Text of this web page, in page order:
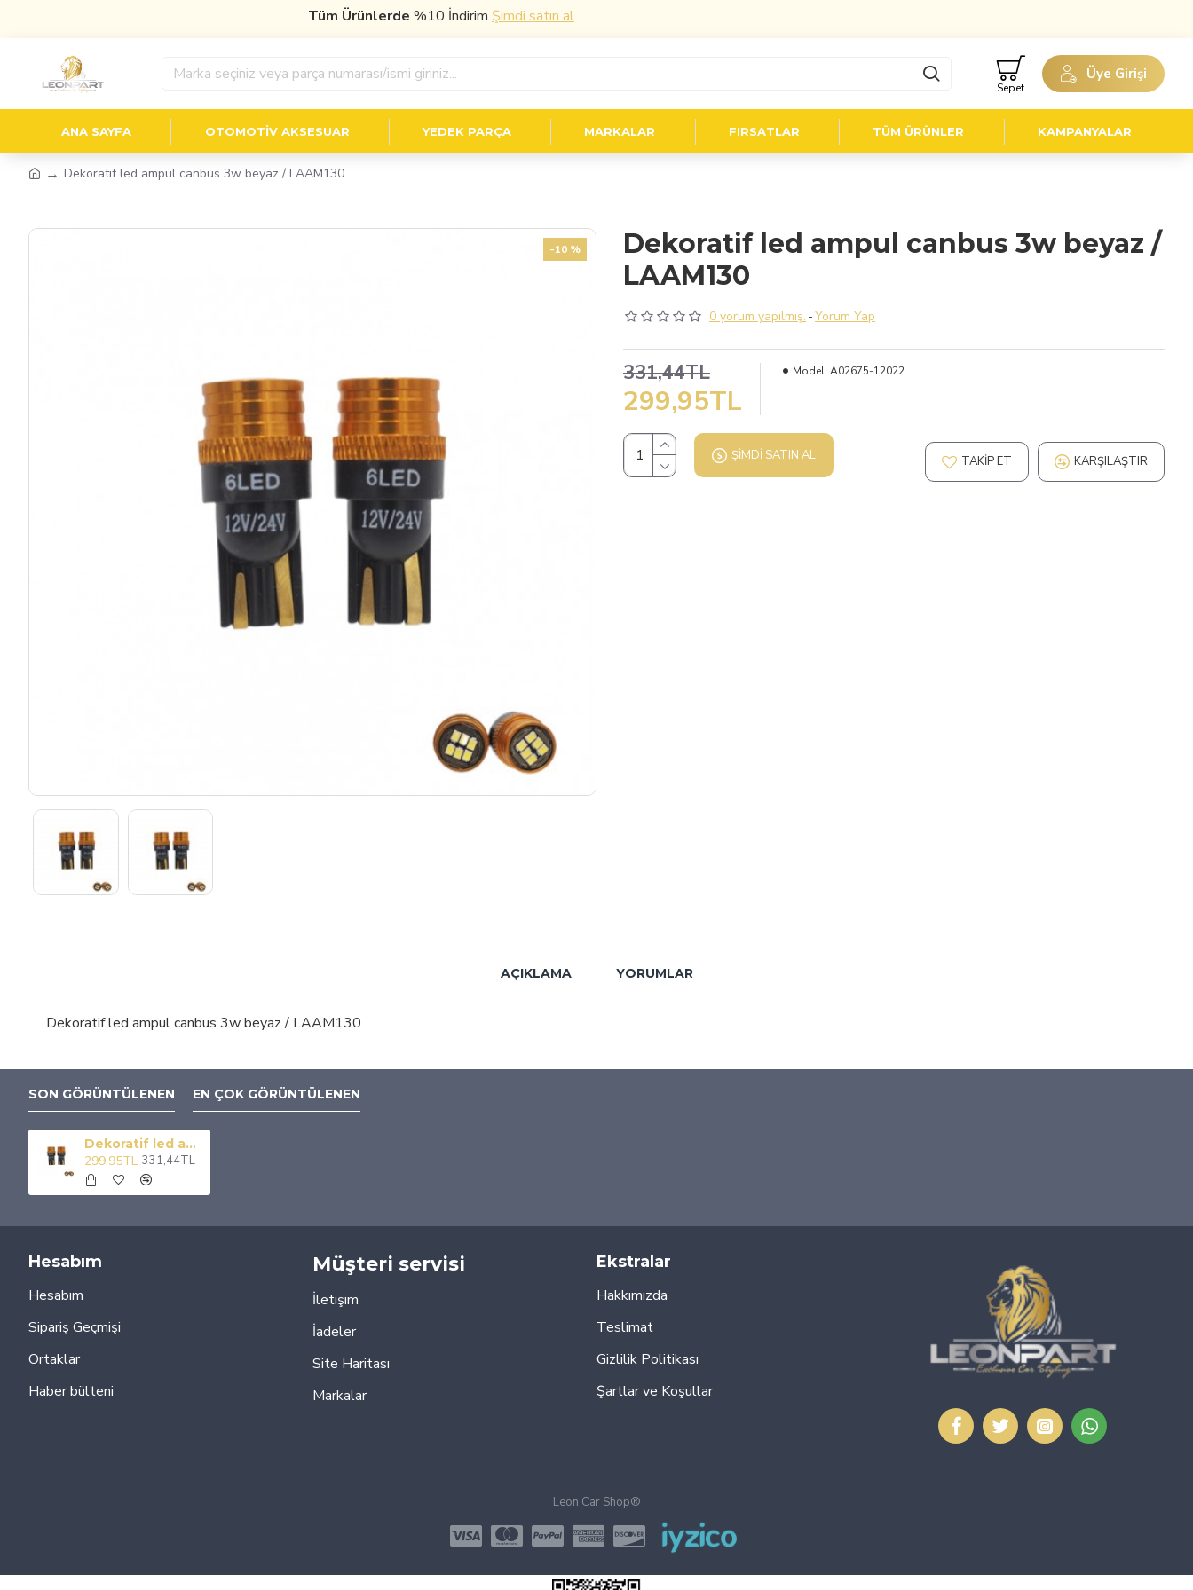
Tüm Ürünlerde%10 İndirimŞimdi satın al
Üye Girişi
Sepet
ANA SAYFA OTOMOTIV AKSESUAR YEDEK PARÇA MARKALAR FIRSATLAR TÜM ÜRÜNLER KAMPANYALAR
Dekoratif led ampul canbus 3w beyaz / LAAM130
-10 %
Dekoratif led ampul canbus 3w beyaz /
LAAM130
0 yorum yapılmış. -Yorum Yap
299,95TL
331,44TL Model: A02675-12022
ŞIMDI SATIN AL TAKIP ET KARŞILAŞTIR
AÇIKLAMA YORUMLAR
Dekoratif led ampul canbus 3w beyaz / LAAM130
SON GÖRÜNTÜLENEN EN ÇOK GÖRÜNTÜLENEN
Dekoratif led ampul canbus 3w beyaz / LAAM130
299,95TL 331,44TL
Hesabım
Hesabım
Sipariş Geçmişi
Ortaklar
Haber bülteni
Müşteri servisi
İletişim
İadeler
Site Haritası
Markalar
Ekstralar
Hakkımızda
Teslimat
Gizlilik Politikası
Şartlar ve Koşullar
Leon Car Shop®